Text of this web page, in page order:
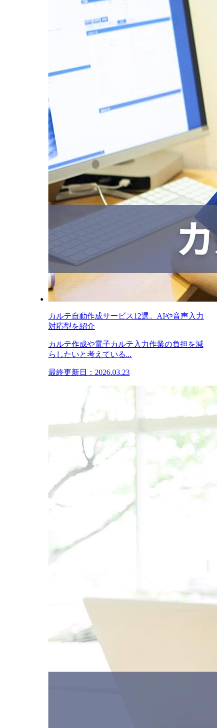
カルテ自動作成サービス12選。AIや音声入力
対応型を紹介
カルテ作成や電子カルテ入力作業の負担を減
らしたいと考えている...
最終更新日：2026.03.23